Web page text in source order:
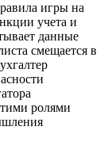
игры на
учета и
данные
смещается в
ролями